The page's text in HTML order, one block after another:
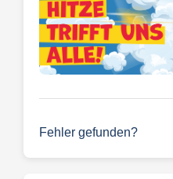
Fehler gefunden?